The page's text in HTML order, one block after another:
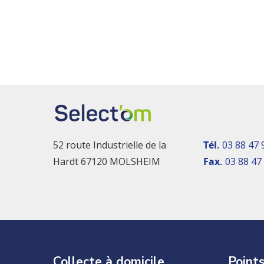
52 route Industrielle de la
Hardt 67120 MOLSHEIM
Tél. 03 88 47
Fax. 03 88 47